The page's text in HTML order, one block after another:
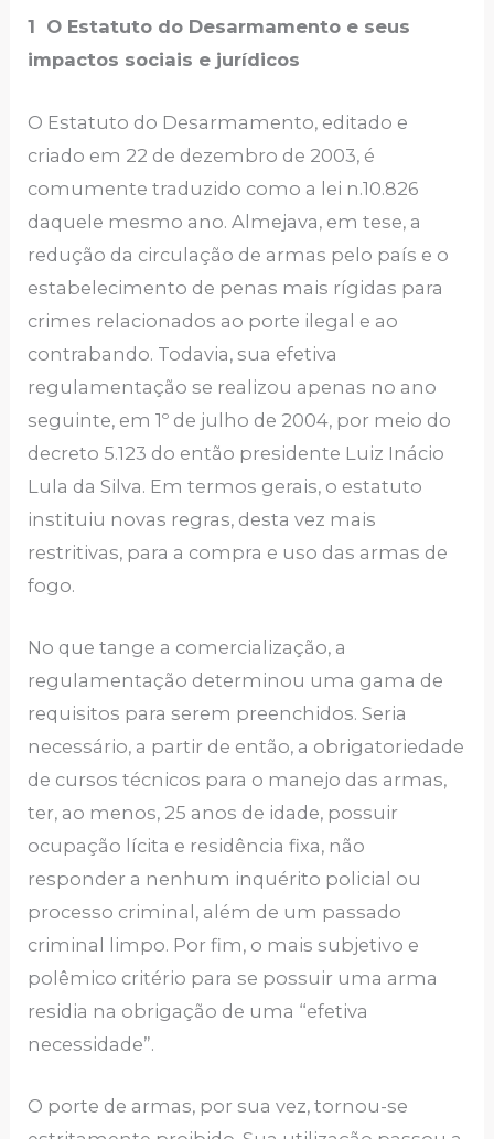
1 O Estatuto do Desarmamento e seus
impactos sociais e jurídicos
O Estatuto do Desarmamento, editado e
criado em 22 de dezembro de 2003, é
comumente traduzido como a lei n.10.826
daquele mesmo ano. Almejava, em tese, a
redução da circulação de armas pelo país e o
estabelecimento de penas mais rígidas para
crimes relacionados ao porte ilegal e ao
contrabando. Todavia, sua efetiva
regulamentação se realizou apenas no ano
seguinte, em 1º de julho de 2004, por meio do
decreto 5.123 do então presidente Luiz Inácio
Lula da Silva. Em termos gerais, o estatuto
instituiu novas regras, desta vez mais
restritivas, para a compra e uso das armas de
fogo.
No que tange a comercialização, a
regulamentação determinou uma gama de
requisitos para serem preenchidos. Seria
necessário, a partir de então, a obrigatoriedade
de cursos técnicos para o manejo das armas,
ter, ao menos, 25 anos de idade, possuir
ocupação lícita e residência fixa, não
responder a nenhum inquérito policial ou
processo criminal, além de um passado
criminal limpo. Por fim, o mais subjetivo e
polêmico critério para se possuir uma arma
residia na obrigação de uma “efetiva
necessidade”.
O porte de armas, por sua vez, tornou-se